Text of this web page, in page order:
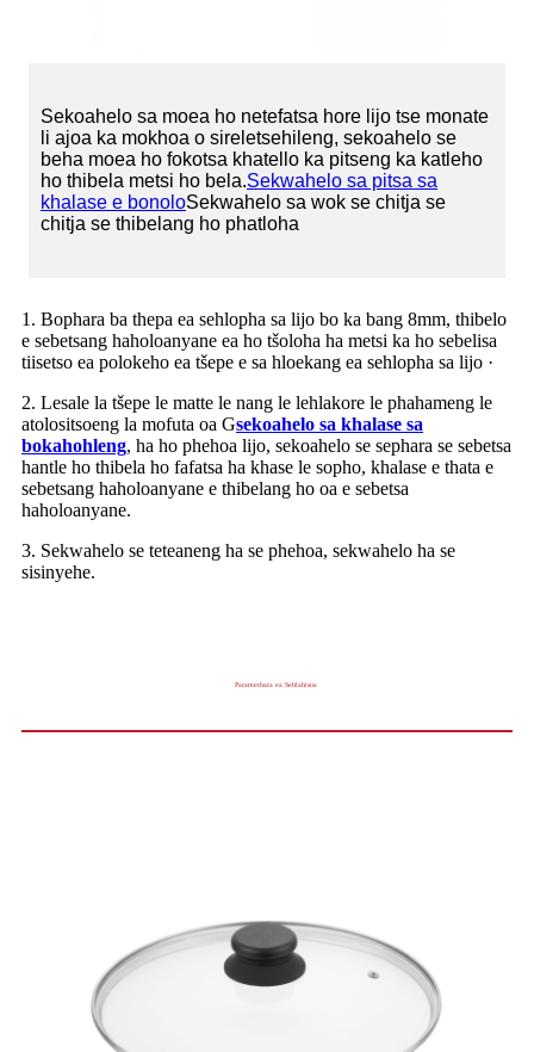
Sekoahelo sa moea ho netefatsa hore lijo tse monate
li ajoa ka mokhoa o sireletsehileng, sekoahelo se
beha moea ho fokotsa khatello ka pitseng ka katleho
ho thibela metsi ho bela.Sekwahelo sa pitsa sa
khalase e bonoloSekwahelo sa wok se chitja se
chitja se thibelang ho phatloha
1. Bophara ba thepa ea sehlopha sa lijo bo ka bang 8mm, thibelo
e sebetsang haholoanyane ea ho tšoloha ha metsi ka ho sebelisa
tiisetso ea polokeho ea tšepe e sa hloekang ea sehlopha sa lijo ·
2. Lesale la tšepe le matte le nang le lehlakore le phahameng le
atolositsoeng la mofuta oa Gsekoahelo sa khalase sa
bokahohleng, ha ho phehoa lijo, sekoahelo se sephara se sebetsa
hantle ho thibela ho fafatsa ha khase le sopho, khalase e thata e
sebetsang haholoanyane e thibelang ho oa e sebetsa
haholoanyane.
3. Sekwahelo se teteaneng ha se phehoa, sekwahelo ha se
sisinyehe.
Paramethara ea Sehlahisoa